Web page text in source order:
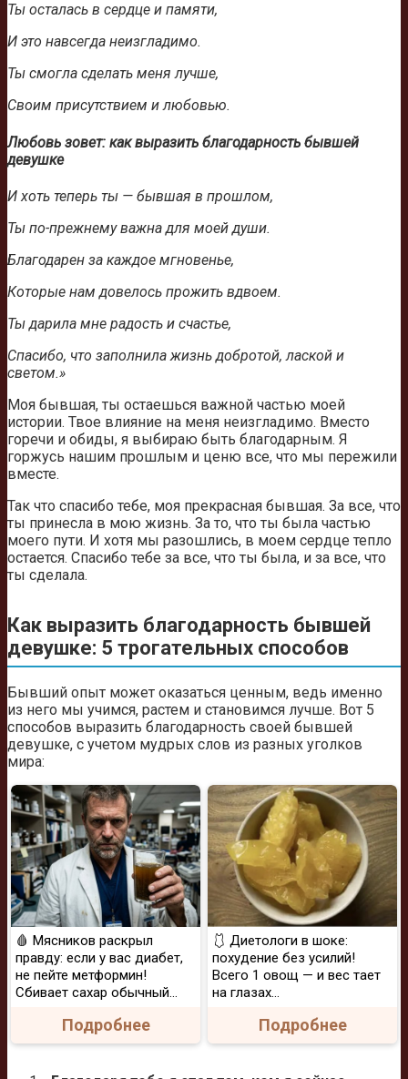
Ты осталась в сердце и памяти,
И это навсегда неизгладимо.
Ты смогла сделать меня лучше,
Своим присутствием и любовью.
Любовь зовет: как выразить благодарность бывшей
девушке
И хоть теперь ты — бывшая в прошлом,
Ты по-прежнему важна для моей души.
Благодарен за каждое мгновенье,
Которые нам довелось прожить вдвоем.
Ты дарила мне радость и счастье,
Спасибо, что заполнила жизнь добротой, лаской и
светом.»
Моя бывшая, ты остаешься важной частью моей
истории. Твое влияние на меня неизгладимо. Вместо
горечи и обиды, я выбираю быть благодарным. Я
горжусь нашим прошлым и ценю все, что мы пережили
вместе.
Так что спасибо тебе, моя прекрасная бывшая. За все, что
ты принесла в мою жизнь. За то, что ты была частью
моего пути. И хотя мы разошлись, в моем сердце тепло
остается. Спасибо тебе за все, что ты была, и за все, что
ты сделала.
Как выразить благодарность бывшей
девушке: 5 трогательных способов
Бывший опыт может оказаться ценным, ведь именно
из него мы учимся, растем и становимся лучше. Вот 5
способов выразить благодарность своей бывшей
девушке, с учетом мудрых слов из разных уголков
мира:
🩸 Мясников раскрыл
правду: если у вас диабет,
не пейте метформин!
Сбивает сахар обычный...
Подробнее
🩱 Диетологи в шоке:
похудение без усилий!
Всего 1 овощ — и вес тает
на глазах…
Подробнее